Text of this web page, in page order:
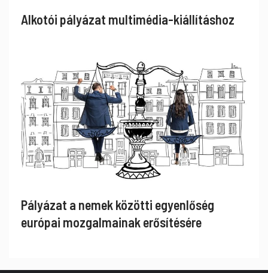
Alkotói pályázat multimédia-kiállításhoz
Pályázat a nemek közötti egyenlőség
európai mozgalmainak erősítésére